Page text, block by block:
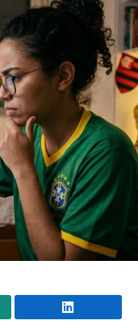
WhatsApp